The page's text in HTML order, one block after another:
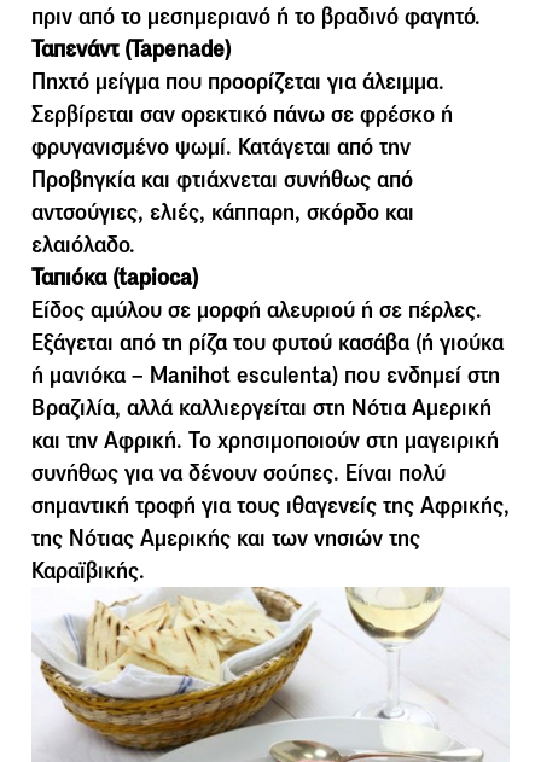
πριν από το µεσηµεριανό ή το βραδινό φαγητό.
Ταπενάντ (Tapenade)
Πηχτό μείγμα που προορίζεται για άλειμμα.
Σερβίρεται σαν ορεκτικό πάνω σε φρέσκο ή
φρυγανισμένο ψωμί. Κατάγεται από την
Προβηγκία και φτιάχνεται συνήθως από
αντσούγιες, ελιές, κάππαρη, σκόρδο και
ελαιόλαδο.
Ταπιόκα (tapioca)
Είδος αµύλου σε µορφή αλευριού ή σε πέρλες.
Εξάγεται από τη ρίζα του φυτού κασάβα (ή γιούκα
ή µανιόκα – Manihot esculenta) που ενδηµεί στη
Βραζιλία, αλλά καλλιεργείται στη Νότια Αµερική
και την Αφρική. Το χρησιµοποιούν στη µαγειρική
συνήθως για να δένουν σούπες. Είναι πολύ
σηµαντική τροφή για τους ιθαγενείς της Αφρικής,
της Νότιας Αµερικής και των νησιών της
Καραϊβικής.